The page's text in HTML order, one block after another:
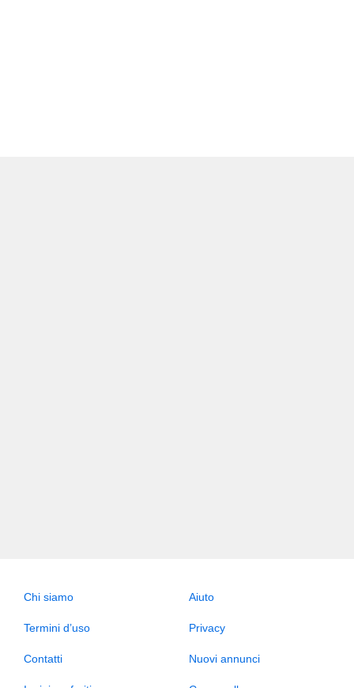
Chi siamo Aiuto
Termini d’uso Privacy
Contatti Nuovi annunci